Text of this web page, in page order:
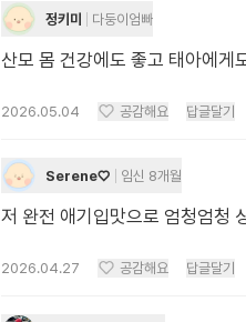
정키미 다둥이엄빠
산모 몸 건강에도 좋고 태아에게
2026.05.04 공감해요 답글달기
Serene♡ 임신 8개월
저 완전 애기입맛으로 엄청엄청
2026.04.27 공감해요 답글달기